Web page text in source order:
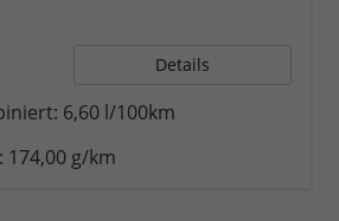
Details
6,60 l/100km
174,00 g/km